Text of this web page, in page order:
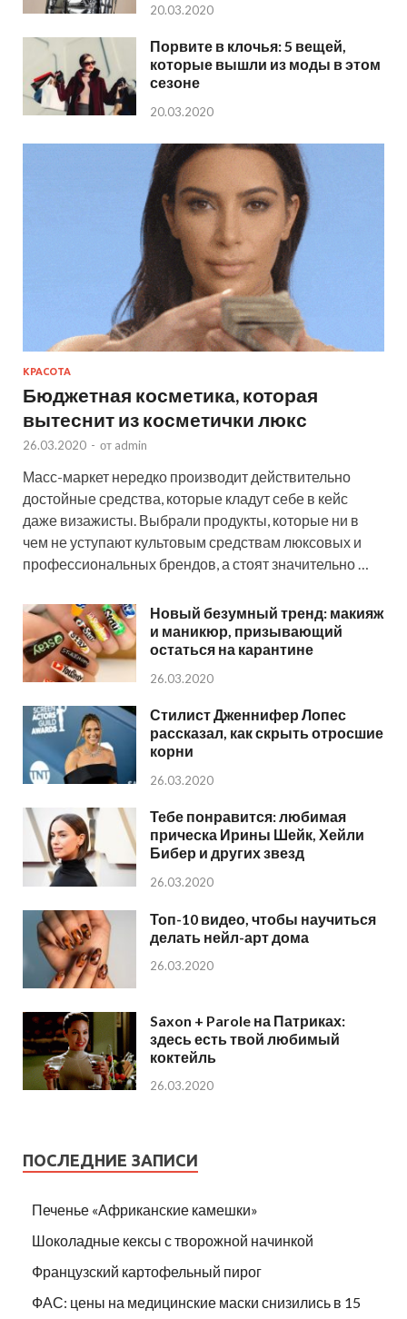
20.03.2020
Порвите в клочья: 5 вещей,
которые вышли из моды в этом
сезоне
20.03.2020
КРАСОТА
Бюджетная косметика, которая
вытеснит из косметички люкс
26.03.2020 - от admin
Масс-маркет нередко производит действительно
достойные средства, которые кладут себе в кейс
даже визажисты. Выбрали продукты, которые ни в
чем не уступают культовым средствам люксовых и
профессиональных брендов, а стоят значительно …
Новый безумный тренд: макияж
и маникюр, призывающий
остаться на карантине
26.03.2020
Стилист Дженнифер Лопес
рассказал, как скрыть отросшие
корни
26.03.2020
Тебе понравится: любимая
прическа Ирины Шейк, Хейли
Бибер и других звезд
26.03.2020
Топ-10 видео, чтобы научиться
делать нейл-арт дома
26.03.2020
Saxon + Parole на Патриках:
здесь есть твой любимый
коктейль
26.03.2020
ПОСЛЕДНИЕ ЗАПИСИ
Печенье «Африканские камешки»
Шоколадные кексы с творожной начинкой
Французский картофельный пирог
ФАС: цены на медицинские маски снизились в 15